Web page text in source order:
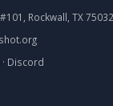
Rockwall, TX
· Discord